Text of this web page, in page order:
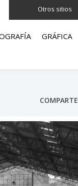
Otros sitios
GRÁFICA
COMPARTE